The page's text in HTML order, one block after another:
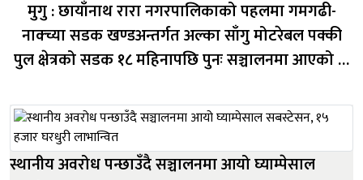
मुगु : छायाँनाथ रारा नगरपालिकाको पहलमा गमगढी-
नाक्च्या सडक खण्डअन्तर्गत अल्का साँगु मोटरेबल पक्की
पुल क्षेत्रको सडक १८ महिनापछि पुनः सञ्चालनमा आएको छ
मुआब्जा विवादका कारण लामो समयदेखि अवरुद्ध रहेको
थियो । सडक डिभिजन कार्यालय जुम्लाले निर्म...
स्थानीय अवरोध पन्छाउँदै सञ्चालनमा आयो घ्याम्पेसाल